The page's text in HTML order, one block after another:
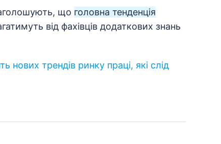
що головна тенденція
від фахівців додаткових знань
нових трендів ринку праці, які слід